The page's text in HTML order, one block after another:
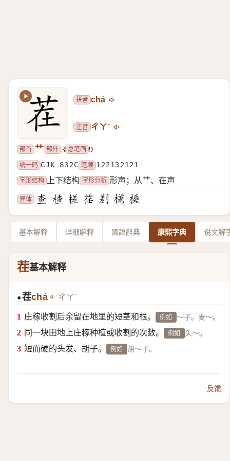
拼音 chá
注音 ㄔㄚˊ
部首 艹 部外 3 总笔画 9
统一码 CJK 832C 笔顺 122132121
字形结构
上下结构 字形分析 形声；从艹、在声
异体
基本解释 详细解释 國語辭典 康熙字典 说文解
茬基本解释
●茬chá ㄔㄚˊ
庄稼收割后余留在地里的短茎和根。 例如 ～子。麦～。
同一块田地上庄稼种植或收割的次数。 例如 头～。
短而硬的头发、胡子。 例如 胡～子。
反馈